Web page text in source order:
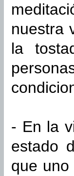
nuestra
la
- En la
estado
que